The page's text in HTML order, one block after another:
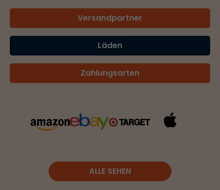
Versandpartner
Läden
Zahlungsarten
ALLE SEHEN